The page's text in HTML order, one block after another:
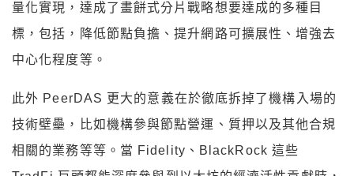
量化實現，達成了畫餅式分片戰略想要達成的多種目
標，包括，降低節點負擔、提升網路可擴展性、增強去
中心化程度等。
此外 PeerDAS 更大的意義在於徹底拆掉了機構入場的
技術壁壘，比如機構參與節點營運、質押以及其他合規
相關的業務等等。當 Fidelity、BlackRock 這些